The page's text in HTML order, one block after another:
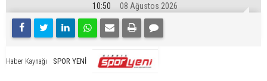
10:50 08 Ağustos 2026
Haber Kaynağı SPOR YENİ